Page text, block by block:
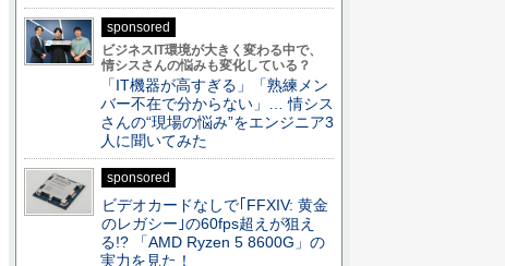
sponsored
ビジネスIT環境が大きく変わる中で、
情シスさんの悩みも変化している？
「IT機器が高すぎる」「熟練メン
バー不在で分からない」… 情シス
さんの“現場の悩み”をエンジニア3
人に聞いてみた
sponsored
ビデオカードなしで｢FFXIV: 黄金
のレガシー｣の60fps超えが狙え
る!? 「AMD Ryzen 5 8600G」の
実力を見た！